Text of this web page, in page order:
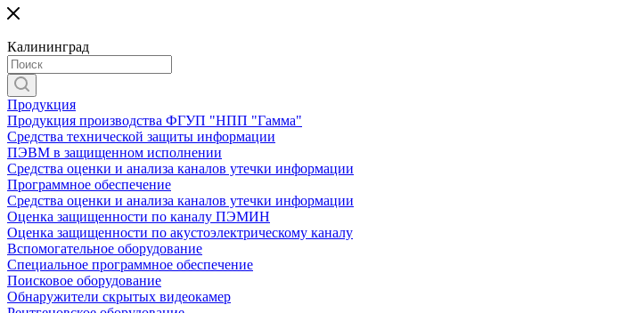
Калининград
Продукция
Продукция производства ФГУП "НПП "Гамма"
Средства технической защиты информации
ПЭВМ в защищенном исполнении
Средства оценки и анализа каналов утечки информации
Программное обеспечение
Средства оценки и анализа каналов утечки информации
Оценка защищенности по каналу ПЭМИН
Оценка защищенности по акустоэлектрическому каналу
Вспомогательное оборудование
Специальное программное обеспечение
Поисковое оборудование
Обнаружители скрытых видеокамер